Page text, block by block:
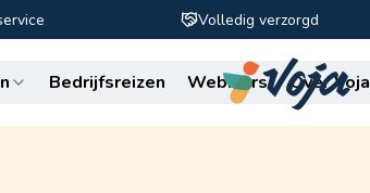
Volledig verzorgd
Bedrijfsreizen Webinars Over Voja